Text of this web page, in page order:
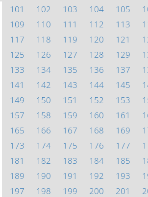
101
102 103 104 105
109
110 111 112 113
117
118 119 120 121
125
126 127 128 129
133
134 135 136 137
141
142 143 144 145
149
150 151 152 153
157
158 159 160 161
165
166 167 168 169
173
174 175 176 177
181
182 183 184 185
189
190 191 192 193
197
198 199 200 201